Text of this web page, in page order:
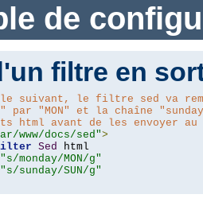
de
filtre en
suivant, le filtre sed va
par "MON" et la chaîne
html avant de les envoyer
www/docs/sed">
Sed
html
"s/monday/MON/g"
"s/sunday/SUN/g"